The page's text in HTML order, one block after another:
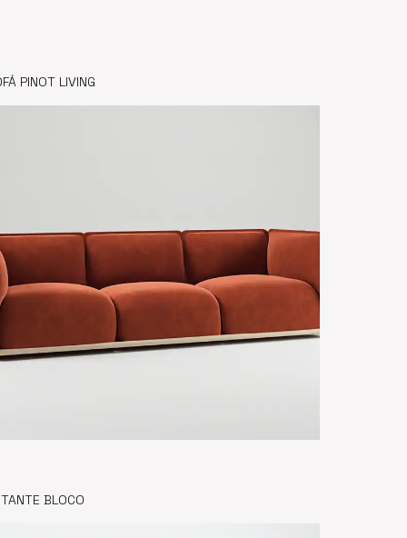
PINOT LIVING
BLOCO